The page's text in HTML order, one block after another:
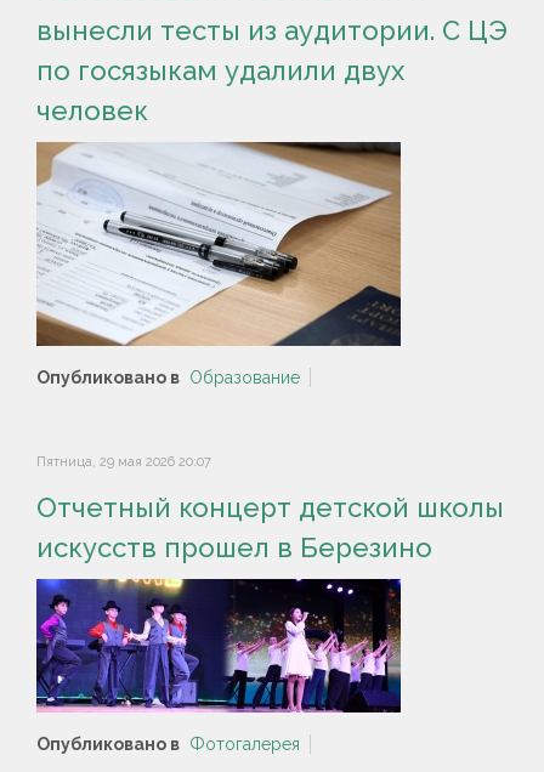
вынесли тесты из аудитории. С ЦЭ
по госязыкам удалили двух
человек
Опубликовано в Образование
Пятница, 29 мая 2026 20:07
Отчетный концерт детской школы
искусств прошел в Березино
Опубликовано в Фотогалерея